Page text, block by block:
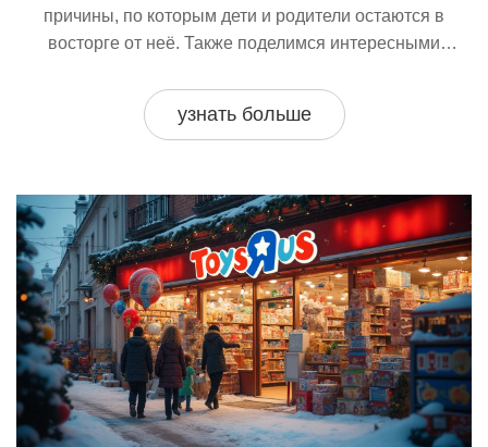
причины, по которым дети и родители остаются в
восторге от неё. Также поделимся интересными
выбору игрушек для детей. Это будет полезным как для
родителей, так и для всех заинтересованных в мире
узнать больше